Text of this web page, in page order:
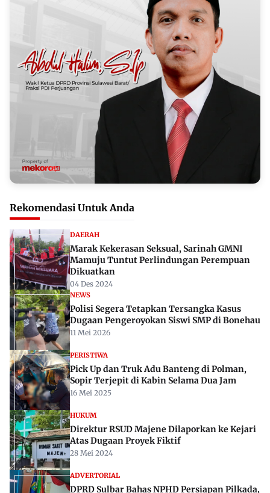
Rekomendasi Untuk Anda
DAERAH
Marak Kekerasan Seksual, Sarinah GMNI
Mamuju Tuntut Perlindungan Perempuan
Dikuatkan
04 Des 2024
NEWS
Polisi Segera Tetapkan Tersangka Kasus
Dugaan Pengeroyokan Siswi SMP di Bonehau
11 Mei 2026
PERISTIWA
Pick Up dan Truk Adu Banteng di Polman,
Sopir Terjepit di Kabin Selama Dua Jam
16 Mei 2025
HUKUM
Direktur RSUD Majene Dilaporkan ke Kejari
Atas Dugaan Proyek Fiktif
28 Mei 2024
ADVERTORIAL
DPRD Sulbar Bahas NPHD Persiapan Pilkada,